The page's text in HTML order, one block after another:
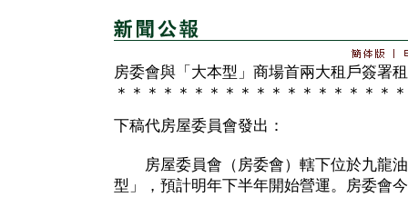
房委會與「大本型」商場首兩大租戶簽署
＊＊＊＊＊＊＊＊＊＊＊＊＊＊＊＊＊＊
下稿代房屋委員會發出：
房屋委員會（房委會）轄下位於九龍油
型」，預計明年下半年開始營運。房委會